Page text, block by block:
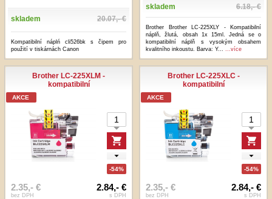
skladem 20.07,- €
Kompatibilní náplń cli526bk s čipem pro
použití v tiskárnách Canon
skladem 6.18,- €
Brother Brother LC-225XLY - Kompatibilní
náplň, žlutá, obsah 1x 15ml. Jedná se o
kompatibilní náplň s vysokým obsahem
kvalitního inkoustu. Barva: Y...
...více
Brother LC-225XLM -
kompatibilní
AKCE
-54%
2.35,- €
bez DPH
2.84,- €
s DPH
Brother LC-225XLC -
kompatibilní
AKCE
-54%
2.35,- €
bez DPH
2.84,- €
s DPH